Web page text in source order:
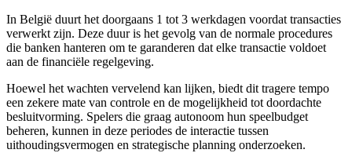
In België duurt het doorgaans 1 tot 3 werkdagen voordat transacties
verwerkt zijn. Deze duur is het gevolg van de normale procedures
die banken hanteren om te garanderen dat elke transactie voldoet
aan de financiële regelgeving.
Hoewel het wachten vervelend kan lijken, biedt dit tragere tempo
een zekere mate van controle en de mogelijkheid tot doordachte
besluitvorming. Spelers die graag autonoom hun speelbudget
beheren, kunnen in deze periodes de interactie tussen
uithoudingsvermogen en strategische planning onderzoeken.